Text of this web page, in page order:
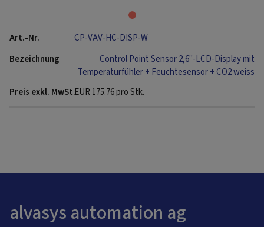
CP-VAV-HC-DISP-W
Control Point Sensor 2,6"-LCD-Display mit
Temperaturfühler + Feuchtesensor + CO2 weiss
EUR 175.76pro Stk.
alvasys automation ag